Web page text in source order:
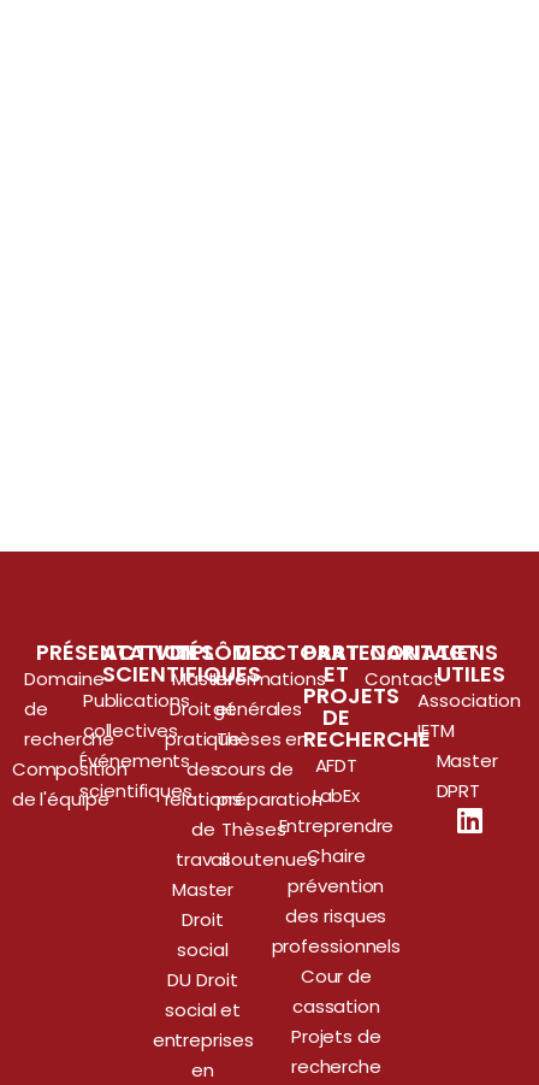
PRÉSENTATION
Domaine
de
recherche
Composition
de l'équipe
ACTIVITÉS
SCIENTIFIQUES
Publications
collectives
Événements
scientifiques
DIPLÔMES
Master
Droit et
pratique
des
relations
de
travail
Master
Droit
social
DU Droit
social et
entreprises
en
DOCTORAT
Informations
générales
Thèses en
cours de
préparation
Thèses
soutenues
PARTENARIATS
ET
PROJETS
DE
RECHERCHE
AFDT
LabEx
Entreprendre
Chaire
prévention
des risques
professionnels
Cour de
cassation
Projets de
recherche
CONTACT
Contact
LIENS
UTILES
Association
IETM
Master
DPRT